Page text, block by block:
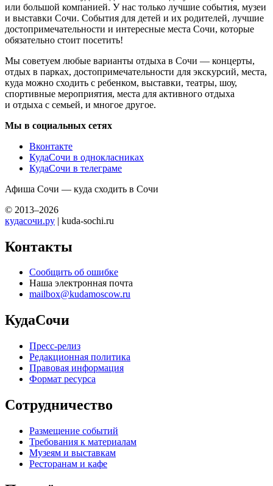
или большой компанией. У нас только лучшие события, музеи
и выставки Сочи. События для детей и их родителей, лучшие
достопримечательности и интересные места Сочи, которые
обязательно стоит посетить!
Мы советуем любые варианты отдыха в Сочи — концерты,
отдых в парках, достопримечательности для экскурсий, места,
куда можно сходить с ребенком, выставки, театры, шоу,
спортивные мероприятия, места для активного отдыха
и отдыха с семьей, и многое другое.
Мы в социальных сетях
Вконтакте
КудаСочи в однокласниках
КудаСочи в телеграме
Афиша Сочи — куда сходить в Сочи
© 2013–2026
кудасочи.ру | kuda-sochi.ru
Контакты
Сообщить об ошибке
Наша электронная почта
mailbox@kudamoscow.ru
КудаСочи
Пресс-релиз
Редакционная политика
Правовая информация
Формат ресурса
Сотрудничество
Размещение событий
Требования к материалам
Музеям и выставкам
Ресторанам и кафе